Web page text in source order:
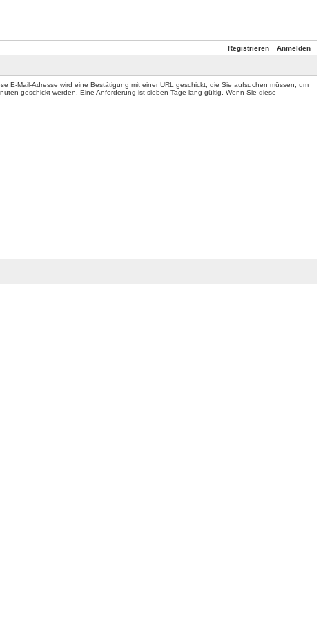
Registrieren Anmelden
E-Mail-Adresse wird eine Bestätigung mit einer URL geschickt, die Sie aufsuchen müssen, um
geschickt werden. Eine Anforderung ist sieben Tage lang gültig. Wenn Sie diese